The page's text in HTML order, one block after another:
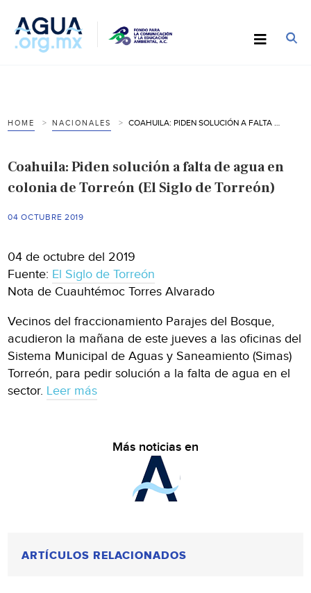
HOME NACIONALES
Coahuila: Piden solución a falta de agua en
colonia de Torreón (El Siglo de Torreón)
04 OCTUBRE 2019
04 de octubre del 2019
Fuente: El Siglo de Torreón
Nota de Cuauhtémoc Torres Alvarado
Vecinos del fraccionamiento Parajes del Bosque,
acudieron la mañana de este jueves a las oficinas del
Sistema Municipal de Aguas y Saneamiento (Simas)
Torreón, para pedir solución a la falta de agua en el
sector. Leer más
Más noticias en
ARTÍCULOS RELACIONADOS